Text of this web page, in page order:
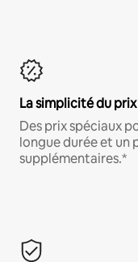
La simplicité du
Des prix spéciaux
longue durée et un
supplémentaires.*